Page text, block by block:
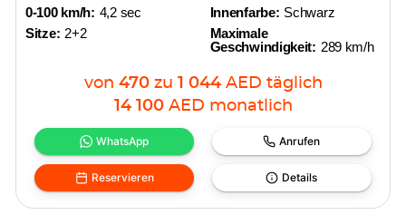
0-100 km/h: 4,2 sec
Sitze: 2+2
Innenfarbe: Schwarz
Maximale
Geschwindigkeit: 289 km/h
von 470 zu 1 044 AED täglich
14 100 AED monatlich
WhatsApp Anrufen
Reservieren Details